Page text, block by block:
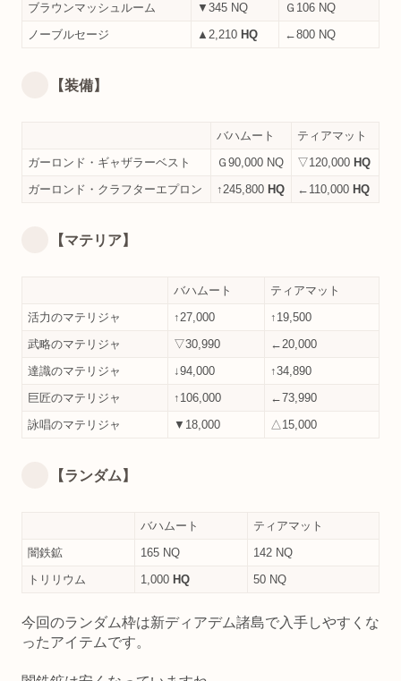
ブラウンマッシュルーム
▼345 NQ
Ｇ106 NQ
ノーブルセージ
▲2,210 HQ ←800 NQ
【装備】
バハムート
ティアマット
ガーロンド・ギャザラーベスト
Ｇ90,000 NQ ▽120,000 HQ
ガーロンド・クラフターエプロン
↑245,800 HQ ←110,000 HQ
【マテリア】
バハムート
ティアマット
活力のマテリジャ
↑27,000
↑19,500
武略のマテリジャ
▽30,990
←20,000
達識のマテリジャ
↓94,000
↑34,890
巨匠のマテリジャ
↑106,000
←73,990
詠唱のマテリジャ
▼18,000 △15,000
【ランダム】
バハムート
ティアマット
闇鉄鉱
165 NQ
142 NQ
トリリウム
1,000 HQ 50 NQ
今回のランダム枠は新ディアデム諸島で入手しやすくな
ったアイテムです。